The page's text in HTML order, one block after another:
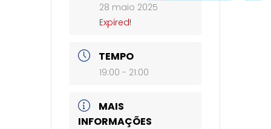
28 maio 2025
Expired!
TEMPO
19:00 - 21:00
MAIS
INFORMAÇÕES